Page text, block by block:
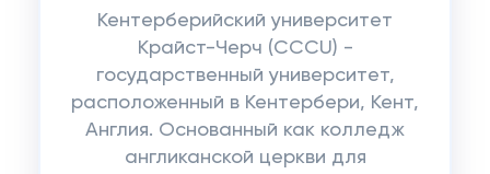
Кентерберийский университет
Крайст-Черч (CCCU) -
государственный университет,
расположенный в Кентербери, Кент,
Англия. Основанный как колледж
англиканской церкви для